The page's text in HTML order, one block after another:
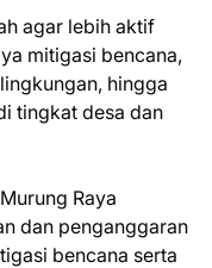
agar lebih aktif
mitigasi bencana,
hingga
tingkat desa dan
Raya
dan penganggaran
bencana serta